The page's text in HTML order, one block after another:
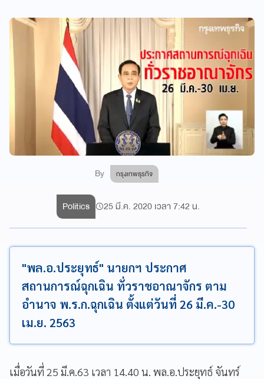
By กรุงเทพธุรกิจ
Politics 25 มี.ค. 2020 เวลา 7:42 น.
"พล.อ.ประยุทธ์" นายกฯ ประกาศ
สถานการณ์ฉุกเฉิน ทั่วราชอาณาจักร ตาม
อำนาจ พ.ร.ก.ฉุกเฉิน ตั้งแต่วันที่ 26 มี.ค.-30
เม.ย. 2563
เมื่อวันที่ 25 มี.ค.63 เวลา 14.40 น. พล.อ.ประยุทธ์ จันทร์